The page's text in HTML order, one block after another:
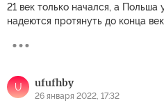
21 век только начался, а Польша
надеются протянуть до конца
U ufufhby
26 января 2022, 17:32